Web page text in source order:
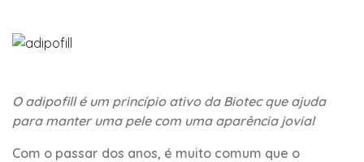
O adipofill é um princípio ativo da Biotec que ajuda
para manter uma pele com uma aparência jovial
Com o passar dos anos, é muito comum que o